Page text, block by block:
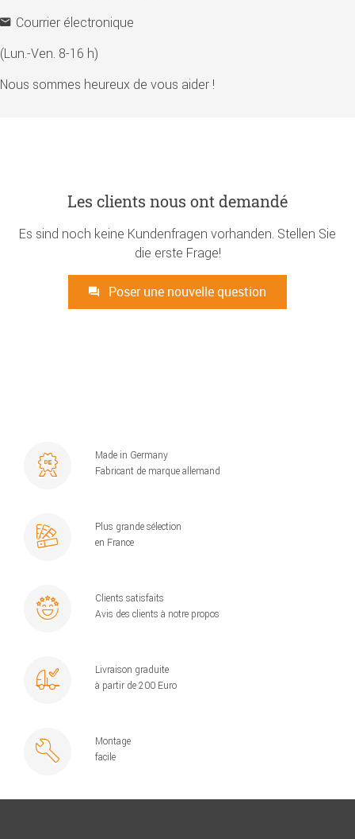
Courrier électronique
(Lun.-Ven. 8-16 h)
Nous sommes heureux de vous aider !
Les clients nous ont demandé
Es sind noch keine Kundenfragen vorhanden. Stellen Sie
die erste Frage!
Poser une nouvelle question
Made in Germany
Fabricant de marque allemand
Plus grande sélection
en France
Clients satisfaits
Avis des clients à notre propos
Livraison graduite
à partir de 200 Euro
Montage
facile